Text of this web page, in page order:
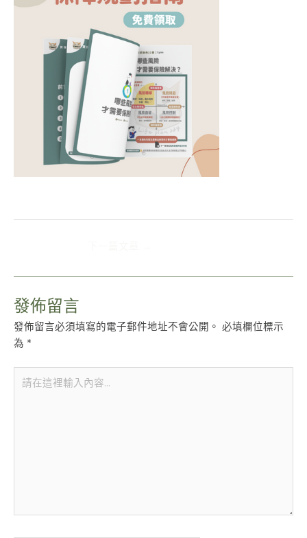
發佈留言
發佈留言必須填寫的電子郵件地址不會公開。 必填欄位標示
為 *
在